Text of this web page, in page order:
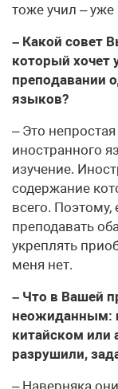
тоже учил – уже
– Какой совет
который хочет
преподавании
языков?
– Это
иностранного
изучение.
содержание
всего. Поэтому,
преподавать
укреплять
меня нет.
– Что в Вашей
неожиданным:
китайском или
разрушили,
– Наверняка